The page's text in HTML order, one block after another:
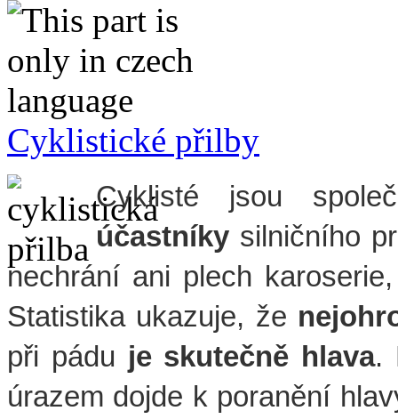
Cyklistické přilby
Cyklisté jsou
účastníky silničního
nechrání ani plech
Statistika ukazuje, že
při pádu je skutečně hlava.
úrazem dojde k poranění